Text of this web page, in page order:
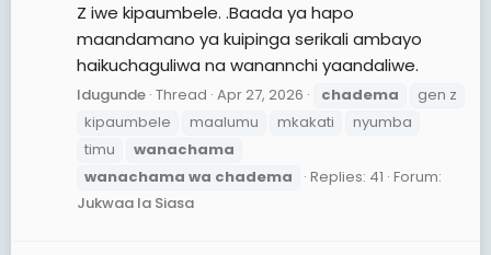
Z iwe kipaumbele. .Baada ya hapo
maandamano ya kuipinga serikali ambayo
haikuchaguliwa na wanannchi yaandaliwe.
Idugunde Thread Apr 27, 2026 chadema
gen z
kipaumbele
maalumu mkakati
nyumba
timu
wanachama
wanachama wa chadema Replies: 41 Forum:
Jukwaa la Siasa